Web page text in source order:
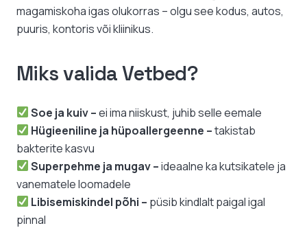
magamiskoha igas olukorras – olgu see kodus, autos,
puuris, kontoris või kliinikus.
Miks valida Vetbed?
Soe ja kuiv –ei ima niiskust, juhib selle eemale
Hügieeniline ja hüpoallergeenne –takistab
bakterite kasvu
Superpehme ja mugav –ideaalne ka kutsikatele ja
vanematele loomadele
Libisemiskindel põhi – püsib kindlalt paigal igal
pinnal